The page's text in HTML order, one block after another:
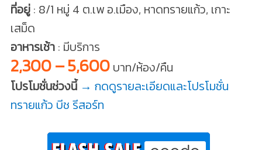
ที่อยู่: 8/1 หมู่ 4 ต.เพ อ.เมือง, หาดทรายแก้ว, เกาะ
เสม็ด
อาหารเช้า: มีบริการ
2,300 – 5,600บาท/ห้อง/คืน
โปรโมชั่นช่วงนี้ → กดดูรายละเอียดและโปรโมชั่น
ทรายแก้ว บีช รีสอร์ท